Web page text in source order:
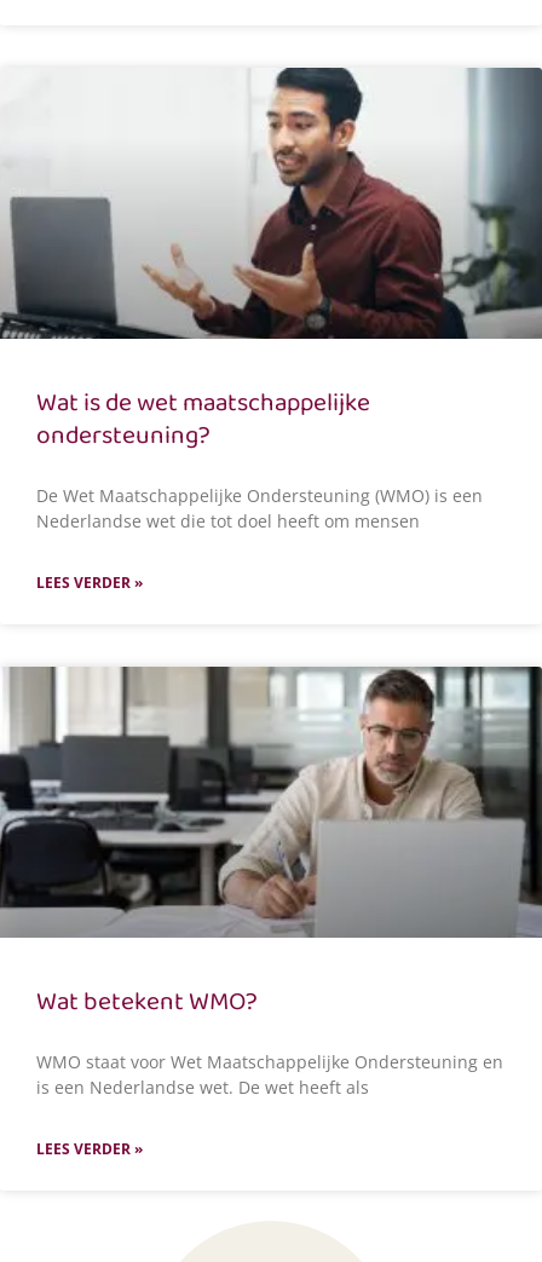
Wat is de wet maatschappelijke
ondersteuning?
De Wet Maatschappelijke Ondersteuning (WMO) is een
Nederlandse wet die tot doel heeft om mensen
LEES VERDER »
Wat betekent WMO?
WMO staat voor Wet Maatschappelijke Ondersteuning en
is een Nederlandse wet. De wet heeft als
LEES VERDER »